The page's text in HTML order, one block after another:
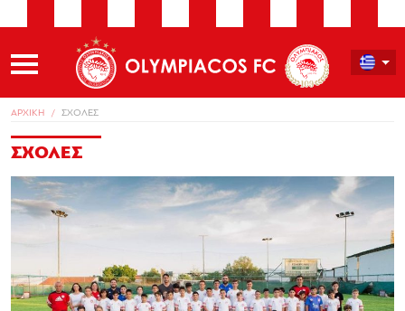
ΑΡΧΙΚΗ ΣΧΟΛΕΣ
ΣΧΟΛΕΣ